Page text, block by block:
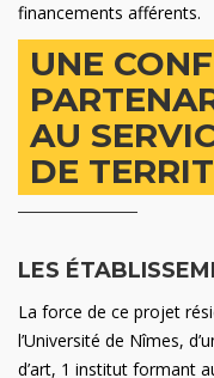
financements afférents.
UNE
AU
DE
LES
La force de ce projet
l’Université de Nîmes,
d’art, 1 institut formant